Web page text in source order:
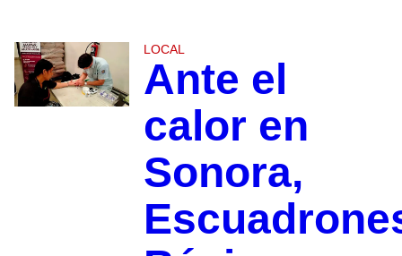
LOCAL
Ante el
calor en
Sonora,